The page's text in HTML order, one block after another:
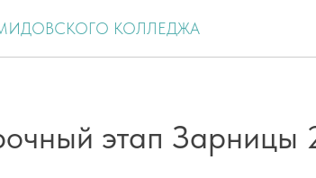
КОЛЛЕДЖА
этап Зарницы